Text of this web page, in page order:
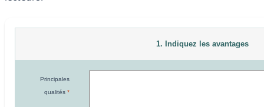
1. Indiquez les avantages
Principales
qualités *